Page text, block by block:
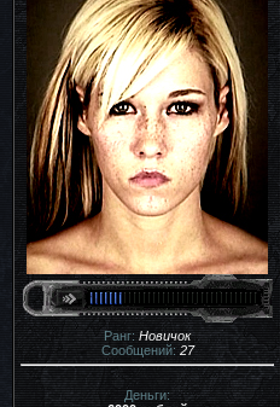
Ранг: Новичок
Сообщений:27
Деньги: